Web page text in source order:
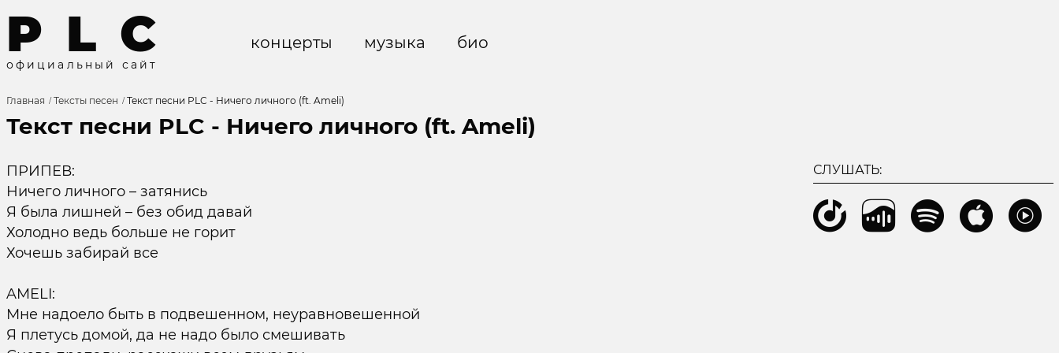
P L C
оф и ц и а л ь н ы й са й т
концерты музыка био
Главная Тексты песен Текст песни PLC - Ничего личного (ft. Ameli)
Текст песни PLC - Ничего личного (ft. Ameli)
ПРИПЕВ:
Ничего личного – затянись
Я была лишней – без обид давай
Холодно ведь больше не горит
Хочешь забирай все
AMELI:
Мне надоело быть в подвешенном, неуравновешенной
Я плетусь домой, да не надо было смешивать
СЛУШАТЬ: